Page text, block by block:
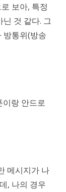
보아, 특정
것 같다. 그
방통위(방송
이랑 안드로
메시지가 나
, 나의 경우